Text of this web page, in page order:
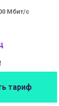
Мбит/с
тариф